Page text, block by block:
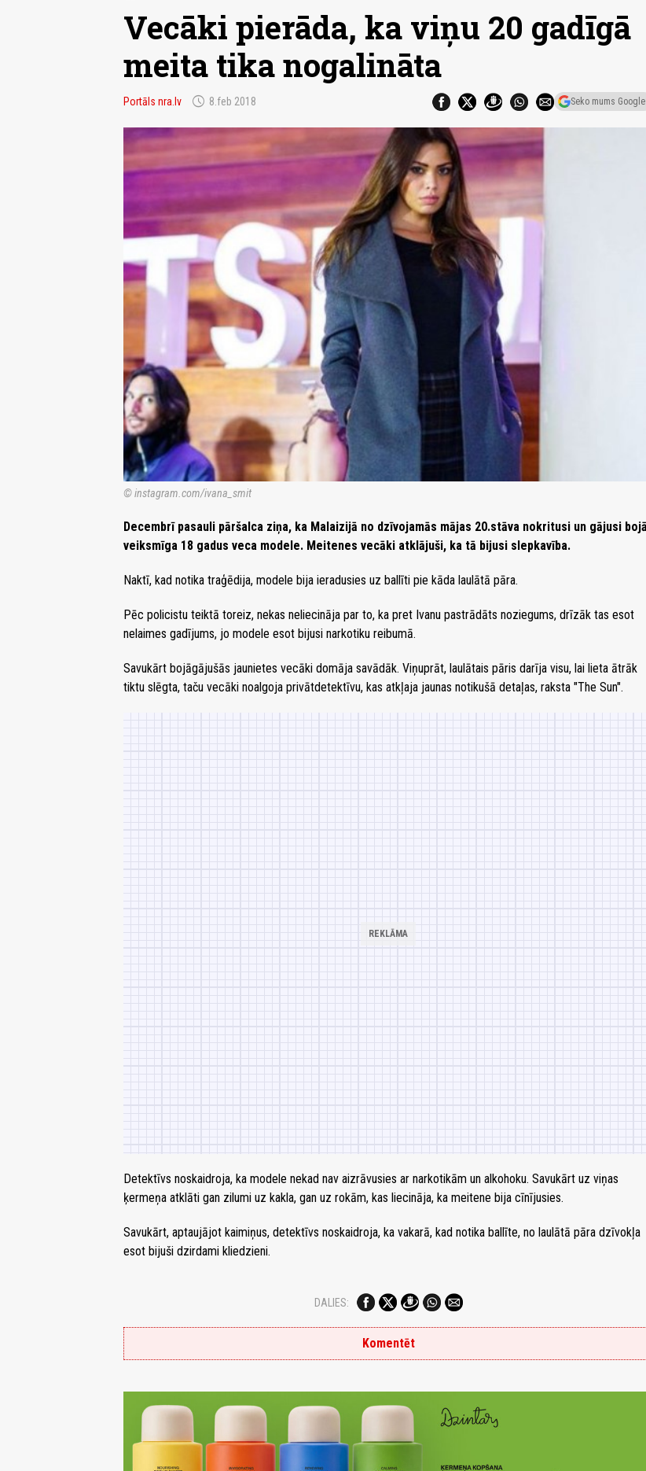
Vecāki pierāda, ka viņu 20 gadīgā
meita tika nogalināta
Portāls nra.lv schedule 8.feb 2018 Seko mums Google
© instagram.com/ivana_smit
Decembrī pasauli pāršalca ziņa, ka Malaizijā no dzīvojamās mājas 20.stāva nokritusi un gājusi bojā
veiksmīga 18 gadus veca modele. Meitenes vecāki atklājuši, ka tā bijusi slepkavība.
Naktī, kad notika traģēdija, modele bija ieradusies uz ballīti pie kāda laulātā pāra.
Pēc policistu teiktā toreiz, nekas neliecināja par to, ka pret Ivanu pastrādāts noziegums, drīzāk tas esot
nelaimes gadījums, jo modele esot bijusi narkotiku reibumā.
Savukārt bojāgājušās jaunietes vecāki domāja savādāk. Viņuprāt, laulātais pāris darīja visu, lai lieta ātrāk
tiktu slēgta, taču vecāki noalgoja privātdetektīvu, kas atkļaja jaunas notikušā detaļas, raksta "The Sun".
Detektīvs noskaidroja, ka modele nekad nav aizrāvusies ar narkotikām un alkohoku. Savukārt uz viņas
ķermeņa atklāti gan zilumi uz kakla, gan uz rokām, kas liecināja, ka meitene bija cīnījusies.
Savukārt, aptaujājot kaimiņus, detektīvs noskaidroja, ka vakarā, kad notika ballīte, no laulātā pāra dzīvokļa
esot bijuši dzirdami kliedzieni.
DALIES:
Komentēt